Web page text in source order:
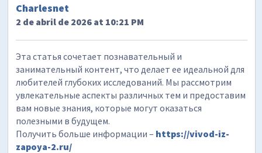
Charlesnet
2 de abril de 2026 at 10:21 PM
Эта статья сочетает познавательный и
занимательный контент, что делает ее идеальной для
любителей глубоких исследований. Мы рассмотрим
увлекательные аспекты различных тем и предоставим
вам новые знания, которые могут оказаться
полезными в будущем.
Получить больше информации – https://vivod-iz-
zapoya-2.ru/